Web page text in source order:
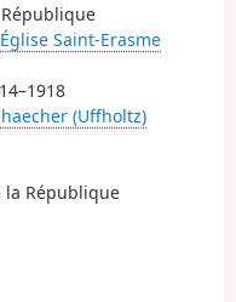
Église Saint-Erasme
(Uffholtz)
la République